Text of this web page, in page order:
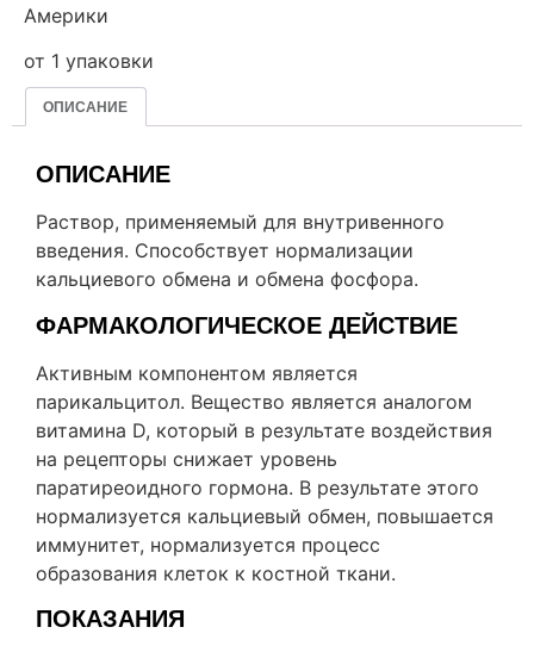
Америки
от 1 упаковки
ОПИСАНИЕ
ОПИСАНИЕ
Раствор, применяемый для внутривенного
введения. Способствует нормализации
кальциевого обмена и обмена фосфора.
ФАРМАКОЛОГИЧЕСКОЕ ДЕЙСТВИЕ
Активным компонентом является
парикальцитол. Вещество является аналогом
витамина D, который в результате воздействия
на рецепторы снижает уровень
паратиреоидного гормона. В результате этого
нормализуется кальциевый обмен, повышается
иммунитет, нормализуется процесс
образования клеток к костной ткани.
ПОКАЗАНИЯ